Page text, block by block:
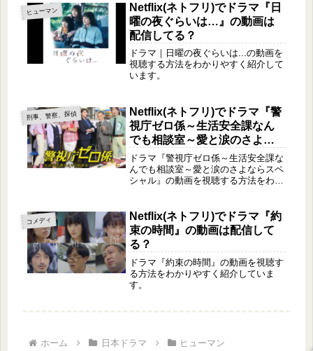
ヒューマン
Netflix(ネトフリ)でドラマ『日
曜の夜ぐらいは…』の動画は
配信してる？
ドラマ｜日曜の夜ぐらいは...の動画を
視聴する方法をわかりやすく紹介して
います。
刑事、警察、探偵
Netflix(ネトフリ)でドラマ『警
視庁ゼロ係～生活安全課なん
でも相談室～愛と涙のさよな
らスペシャル』の動画は配信
してる？
ドラマ『警視庁ゼロ係～生活安全課な
んでも相談室～愛と涙のさよならスペ
シャル』の動画を視聴する方法をわか
コメディ
Netflix(ネトフリ)でドラマ『約
束の時間』の動画は配信して
る？
ドラマ『約束の時間』の動画を視聴す
る方法をわかりやすく紹介していま
す。
ホーム 日本ドラマ ヒューマン